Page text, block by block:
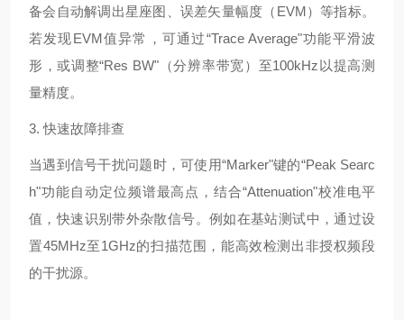
备会自动解调出星座图、误差矢量幅度（EVM）等指标。
若发现EVM值异常，可通过“Trace Average"功能平滑波
形，或调整“Res BW"（分辨率带宽）至100kHz以提高测
量精度。
3. 快速故障排查
当遇到信号干扰问题时，可使用“Marker"键的“Peak Searc
h"功能自动定位频谱最高点，结合“Attenuation"校准电平
值，快速识别带外杂散信号。例如在基站测试中，通过设
置45MHz至1GHz的扫描范围，能高效检测出非授权频段
的干扰源。